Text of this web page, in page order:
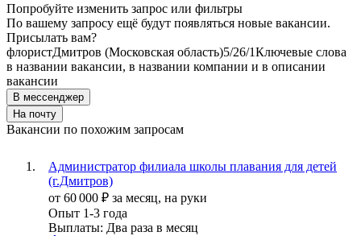
Попробуйте изменить запрос или фильтры
По вашему запросу ещё будут появляться новые вакансии.
Присылать вам?
флористДмитров (Московская область)5/26/1Ключевые слова
в названии вакансии, в названии компании и в описании
вакансии
В мессенджер
На почту
Вакансии по похожим запросам
Администратор филиала школы плавания для детей
(г.Дмитров)
от 60 000 ₽ за месяц, на руки
Опыт 1-3 года
Выплаты: Два раза в месяц